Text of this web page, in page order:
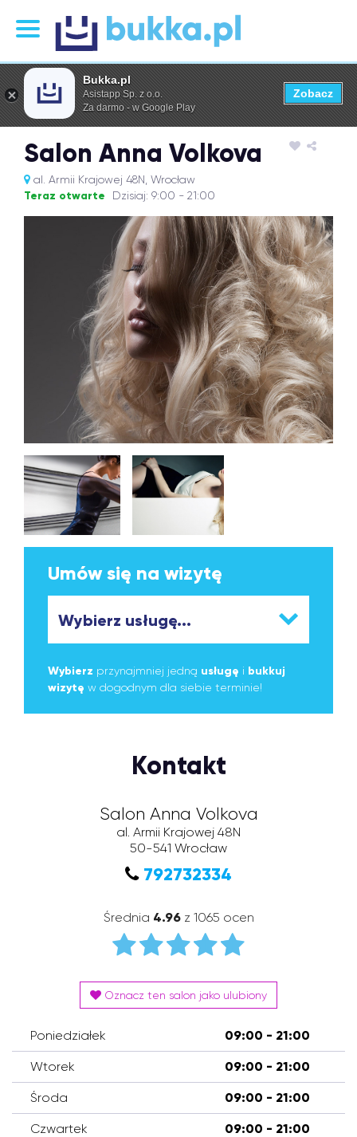
Salon Anna Volkova
al. Armii Krajowej 48N, Wrocław
Teraz otwarte Dzisiaj: 9:00 - 21:00
Umów się na wizytę
Wybierz przynajmniej jedną usługę i bukkuj
wizytę w dogodnym dla siebie terminie!
Kontakt
Salon Anna Volkova
al. Armii Krajowej 48N
50-541 Wrocław
792732334
Średnia 4.96z 1065 ocen
Oznacz ten salon jako ulubiony
Poniedziałek 09:00 - 21:00
Wtorek 09:00 - 21:00
Środa 09:00 - 21:00
Czwartek 09:00 - 21:00
Bukka.pl
Asistapp Sp. z o.o.
Za darmo - w Google Play
Zobacz